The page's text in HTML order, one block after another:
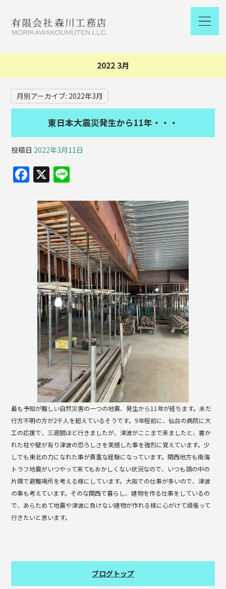
2022 3月
月別アーカイブ: 2022年3月
東日本大震災発生から11年・・・
投稿日 2022年3月11日
F
a
c
e
b
o
o
k
X
e
最も予知が難しい自然災害の一つの地震、発生から11年が経ちます。未だ
行方不明の方が2千人を超えているそうです。9年程前に、仙台の病院に大
工の応援で、三週間ほど行きましたが、津波がここまで来ましたと、書か
れた柱や壁が有り津波の恐ろしさを実感した事を強烈に覚えています。少
しでも東北の力になれた事が貴重な経験になっています。関西地方も南海
トラフ地震がいつやって来てもおかしくない状況なので、いつも頭の中の
片隅で避難場所を考える様にしています。大阪での仕事が多いので、津波
の事も考えています。そのな関西で暮らし、建物を作る仕事をしているの
で、あらためて地震や津波に負けない建物が作れる様に心がけて頑張って
行きたいと思います。
ブログトップ